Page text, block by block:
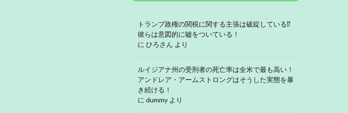
トランプ政権の関税に関する主張は破綻している⁉
彼らは意図的に嘘をついている！
に ひろさん より
ルイジアナ州の受刑者の死亡率は全米で最も高い！
アンドレア・アームストロングはそうした実態を暴
き続ける！
に dummy より